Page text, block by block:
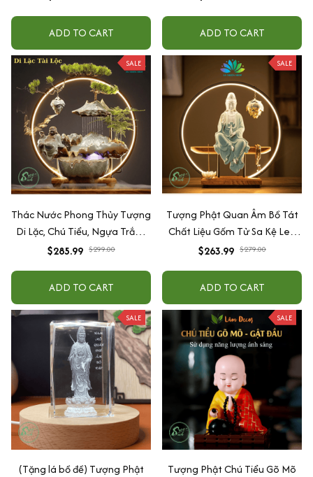
ADD TO CART ADD TO CART
SALE
Thác Nước Phong Thủy Tượng
Di Lặc, Chú Tiểu, Ngựa Trắng
Có Đèn Led Hào Quang Đem
$285.99 $299.00
ADD TO CART
SALE
Tượng Phật Quan Âm Bồ Tát
Chất Liệu Gốm Tử Sa Kệ Led
Hào Quang Decor Trang Trí
$263.99 $279.00
ADD TO CART
SALE
(Tặng lá bồ đề) Tượng Phật
SALE
Tượng Phật Chú Tiểu Gõ Mõ